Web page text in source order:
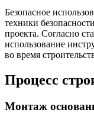
Безопасное
техники
проекта. Согласно
использование
во время
Процесс
Монтаж